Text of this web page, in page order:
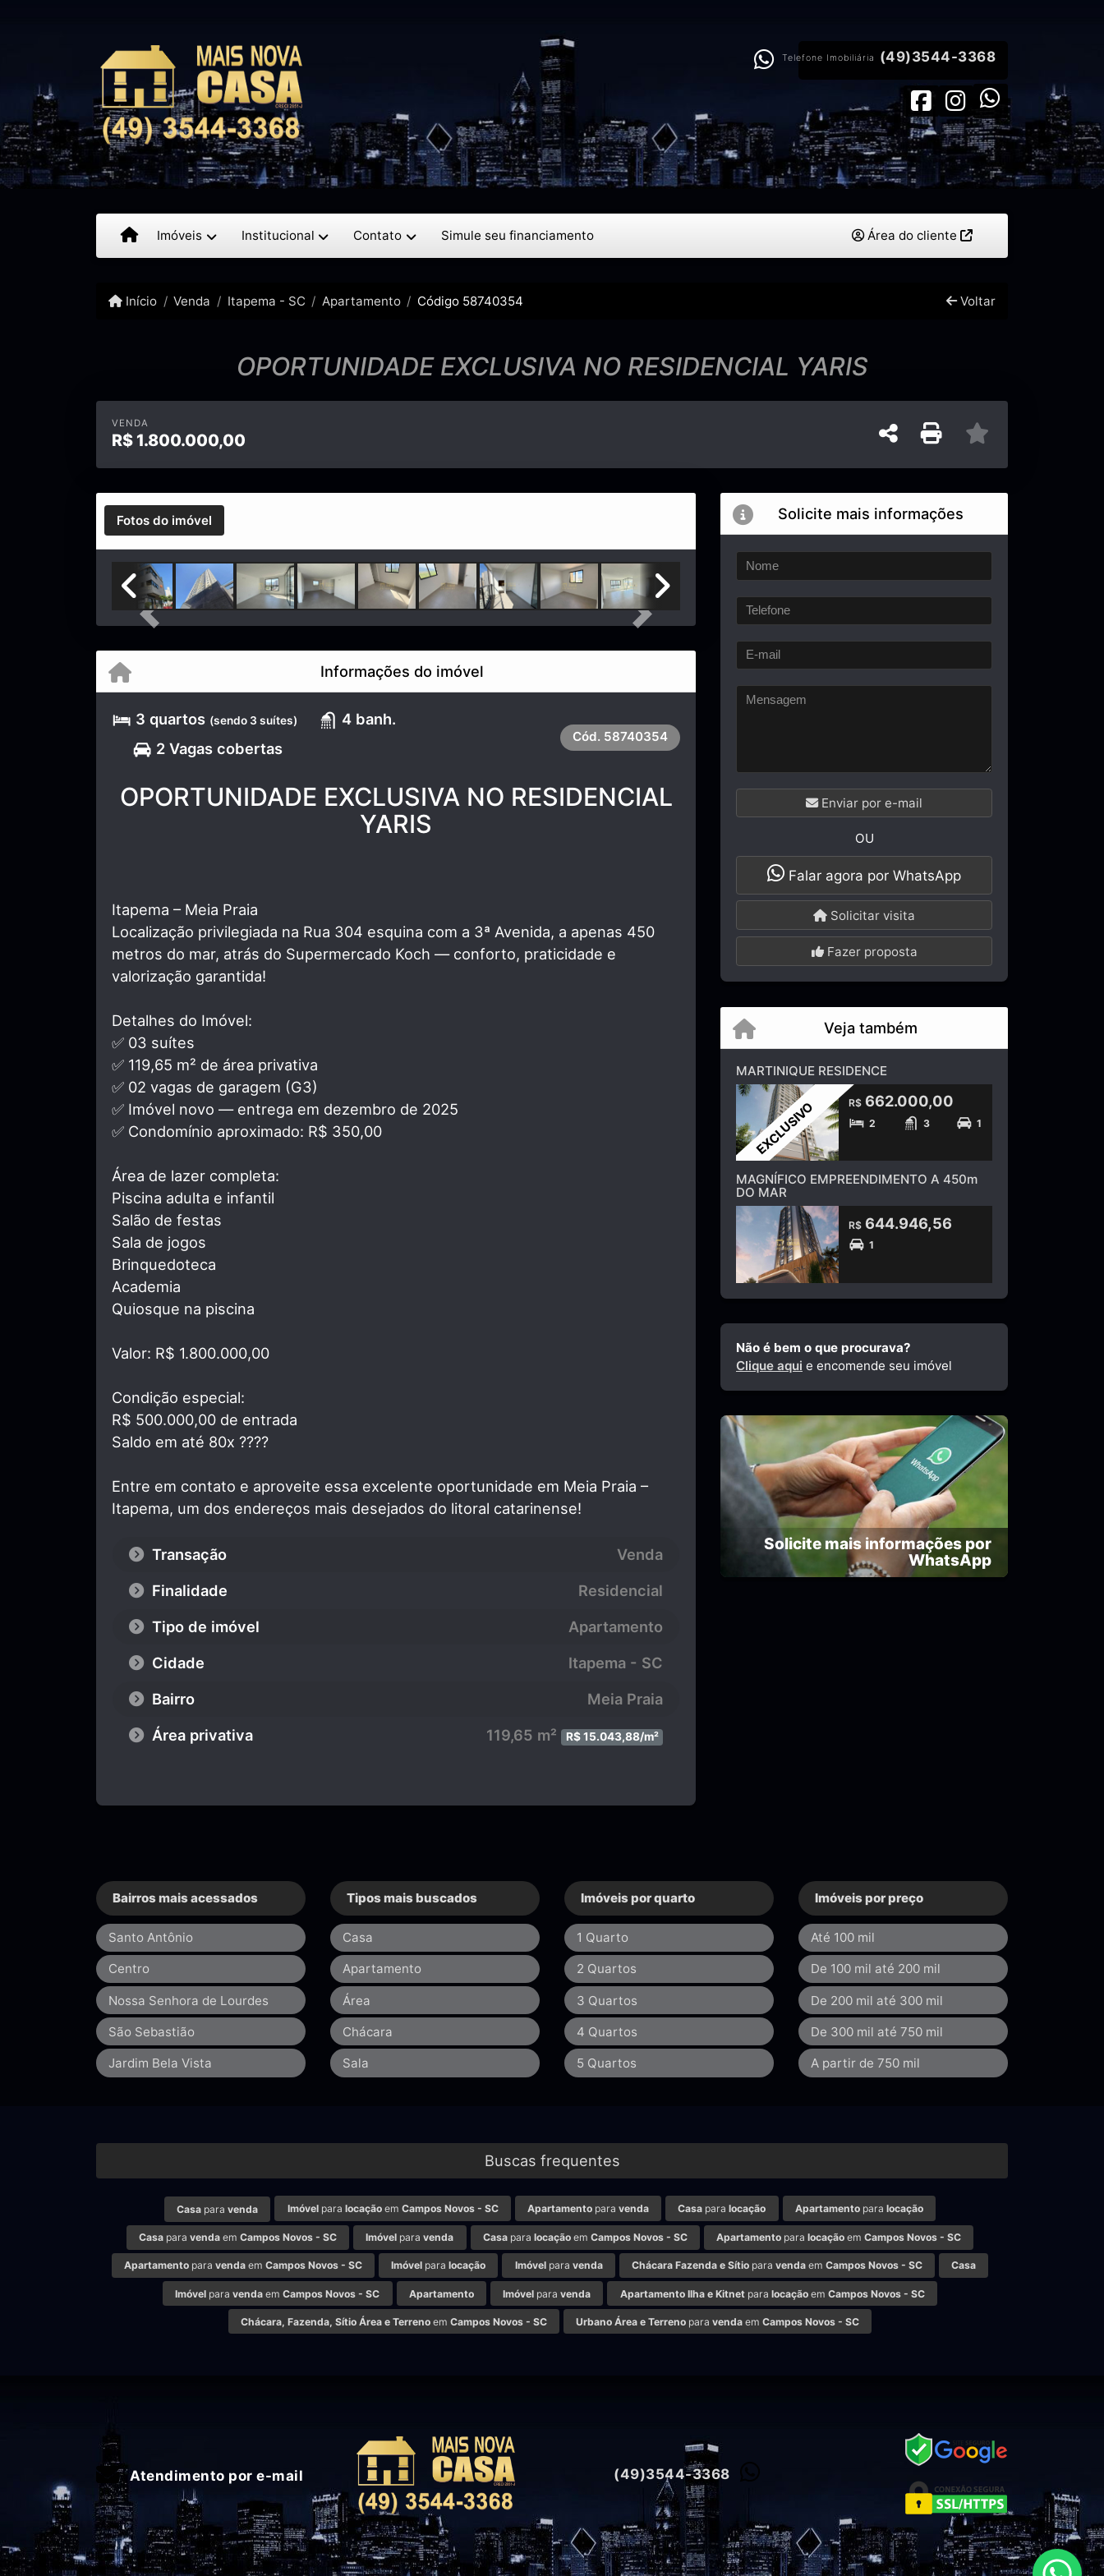
Telefone Imobiliária (49)3544-3368
Imóveis Institucional Contato Simule seu financiamento Área do cliente
Início Venda Itapema - SC Apartamento Código 58740354 Voltar
OPORTUNIDADE EXCLUSIVA NO RESIDENCIAL YARIS
VENDA
R$ 1.800.000,00
Fotos do imóvel
Previous Next
Informações do imóvel
3 quartos (sendo 3 suítes)
4 banh.
2 Vagas cobertas
Cód. 58740354
OPORTUNIDADE EXCLUSIVA NO RESIDENCIAL
YARIS
Itapema – Meia Praia
Localização privilegiada na Rua 304 esquina com a 3ª Avenida, a apenas 450
metros do mar, atrás do Supermercado Koch — conforto, praticidade e
valorização garantida!
Detalhes do Imóvel:
✅ 03 suítes
✅ 119,65 m² de área privativa
✅ 02 vagas de garagem (G3)
✅ Imóvel novo — entrega em dezembro de 2025
✅ Condomínio aproximado: R$ 350,00
Área de lazer completa:
Piscina adulta e infantil
Salão de festas
Sala de jogos
Brinquedoteca
Academia
Quiosque na piscina
Valor: R$ 1.800.000,00
Condição especial:
R$ 500.000,00 de entrada
Saldo em até 80x ????
Entre em contato e aproveite essa excelente oportunidade em Meia Praia –
Itapema, um dos endereços mais desejados do litoral catarinense!
Transação
Venda
Finalidade
Residencial
Tipo de imóvel
Apartamento
Cidade
Itapema - SC
Bairro
Meia Praia
Área privativa
119,65 m² R$ 15.043,88/m²
Solicite mais informações
Enviar por e-mail
OU
Falar agora por WhatsApp
Solicitar visita
Fazer proposta
Veja também
MARTINIQUE RESIDENCE
EXCLUSIVO R$662.000,00
2 3 1
MAGNÍFICO EMPREENDIMENTO A 450m
DO MAR
R$644.946,56
1
Não é bem o que procurava?
Clique aqui e encomende seu imóvel
Solicite mais informações por
WhatsApp
Bairros mais acessados
Santo Antônio
Centro
Nossa Senhora de Lourdes
São Sebastião
Jardim Bela Vista
Tipos mais buscados
Casa
Apartamento
Área
Chácara
Sala
Imóveis por quarto
1 Quarto
2 Quartos
3 Quartos
4 Quartos
5 Quartos
Imóveis por preço
Até 100 mil
De 100 mil até 200 mil
De 200 mil até 300 mil
De 300 mil até 750 mil
A partir de 750 mil
Buscas frequentes
Casa paravenda Imóvelpara locaçãoem Campos Novos - SC Apartamento para venda Casa paralocação Apartamentopara locação
Casapara vendaem Campos Novos - SC Imóvel paravenda Casapara locaçãoem Campos Novos - SC Apartamento paralocação emCampos Novos - SC
Apartamentopara vendaem Campos Novos - SC Imóvel paralocação Imóvelpara venda Chácara Fazenda e Sítiopara vendaem Campos Novos - SC Casa
Imóvel paravenda emCampos Novos - SC Apartamento Imóvel paravenda Apartamento Ilha e Kitnetpara locaçãoem Campos Novos - SC
Chácara, Fazenda, Sítio Área e Terrenoem Campos Novos - SC Urbano Área e Terreno paravenda emCampos Novos - SC
Atendimento por e-mail (49)3544-3368